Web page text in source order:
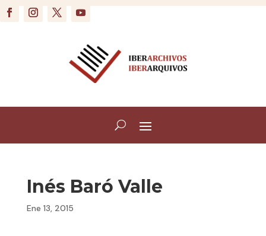
Inés Baró Valle
Ene 13, 2015